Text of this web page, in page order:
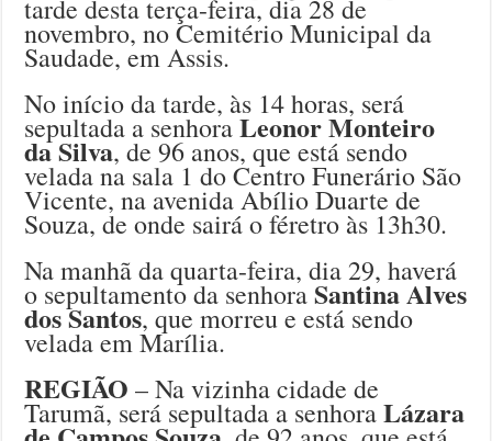
tarde desta terça-feira, dia 28 de
novembro, no Cemitério Municipal da
Saudade, em Assis.
No início da tarde, às 14 horas, será
sepultada a senhoraLeonor Monteiro
da Silva, de 96 anos, que está sendo
velada na sala 1 do Centro Funerário São
Vicente, na avenida Abílio Duarte de
Souza, de onde sairá o féretro às 13h30.
Na manhã da quarta-feira, dia 29, haverá
o sepultamento da senhoraSantina Alves
dos Santos, que morreu e está sendo
velada em Marília.
REGIÃO – Na vizinha cidade de
Tarumã, será sepultada a senhoraLázara